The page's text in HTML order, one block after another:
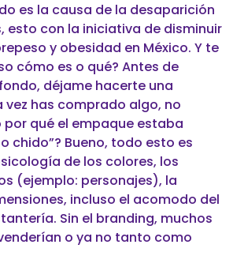
es la causa de la desaparición
esto con la iniciativa de disminuir
y obesidad en México. Y te
cómo es o qué? Antes de
déjame hacerte una
vez has comprado algo, no
qué el empaque estaba
chido”? Bueno, todo esto es
de los colores, los
(ejemplo: personajes), la
incluso el acomodo del
Sin el branding, muchos
o ya no tanto como